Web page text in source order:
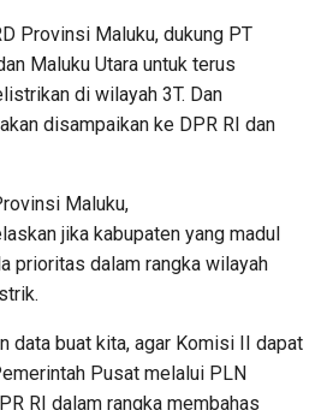
Provinsi Maluku, dukung PT
Maluku Utara untuk terus
di wilayah 3T. Dan
disampaikan ke DPR RI dan
Maluku,
jika kabupaten yang madul
prioritas dalam rangka wilayah
data buat kita, agar Komisi II dapat
Pusat melalui PLN
RI dalam rangka membahas